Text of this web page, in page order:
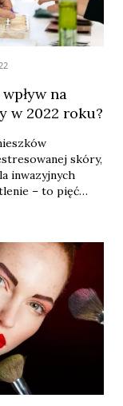
na
w 2022 roku?
skóry,
inwazyjnych
– to pięć
po targach
przegląd
najbardziej
ewolucji
regionie Azji i